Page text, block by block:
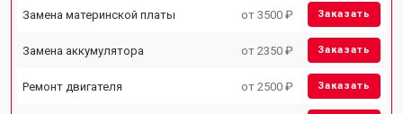
Замена материнской платы от 3500 ₽ Заказать
Замена аккумулятора от 2350 ₽ Заказать
Ремонт двигателя от 2500 ₽ Заказать